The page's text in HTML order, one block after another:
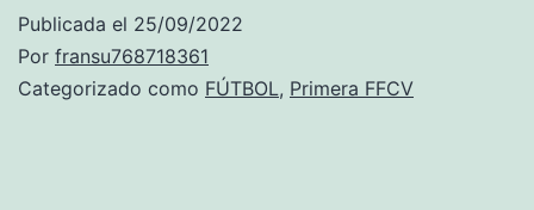
Publicada el 25/09/2022
Por fransu768718361
Categorizado como FÚTBOL, Primera FFCV